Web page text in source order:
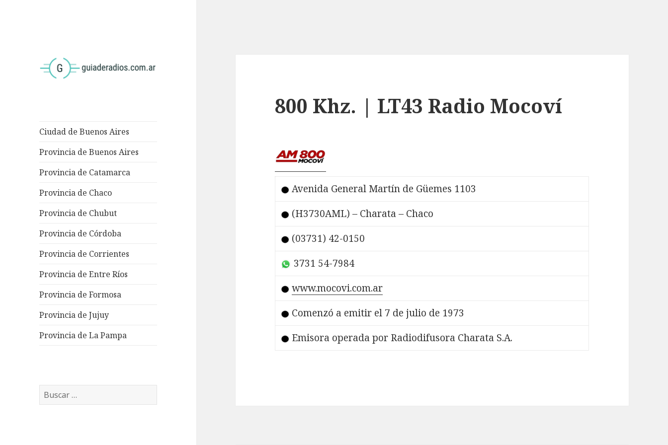
Ciudad de Buenos Aires
Provincia de Buenos Aires
Provincia de Catamarca
Provincia de Chaco
Provincia de Chubut
Provincia de Córdoba
Provincia de Corrientes
Provincia de Entre Ríos
Provincia de Formosa
Provincia de Jujuy
Provincia de La Pampa
Buscar:
800 Khz. | LT43 Radio Mocoví
Avenida General Martín de Güemes 1103
(H3730AML) – Charata – Chaco
(03731) 42-0150
3731 54-7984
www.mocovi.com.ar
Comenzó a emitir el 7 de julio de 1973
Emisora operada por Radiodifusora Charata S.A.